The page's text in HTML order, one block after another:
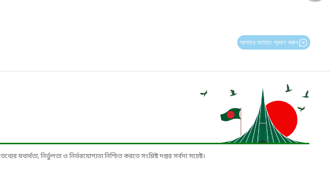
আপনার মতামত প্রদান করুন
যথার্থতা, নির্ভুলতা ও নির্ভরযোগ্যতা নিশ্চিত করতে সংশ্লিষ্ট দপ্তর সর্বদা সচেষ্ট।